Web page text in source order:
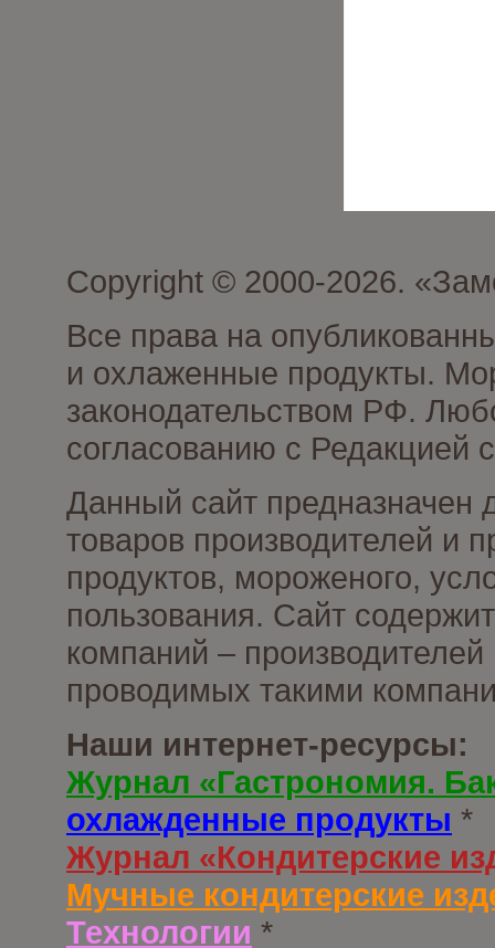
Copyright © 2000-2026.
Все права на
и охлаженные продукты.
законодательством РФ.
согласованию с Редакцией
Данный сайт предназначен
товаров производителей и
продуктов, мороженого,
пользования. Сайт
компаний –
проводимых такими
Наши интернет-ресурсы:
Журнал «Гастрономия.
охлажденные продукты *
Журнал «Кондитерские
Мучные кондитерские
Технологии *